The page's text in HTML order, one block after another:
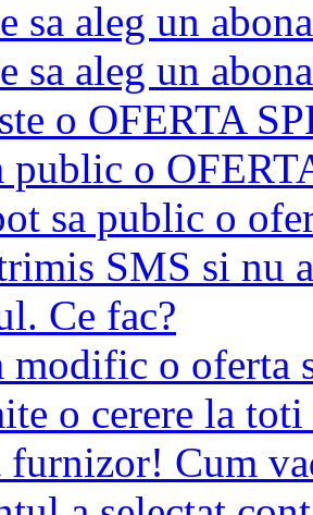
sa aleg un
sa aleg un
o OFERTA
public o
sa public o
SMS si nu
Ce fac?
modific o oferta
o cerere la
furnizor! Cum